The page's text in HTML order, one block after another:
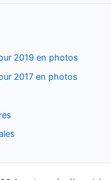
2019 en photos
2017 en photos